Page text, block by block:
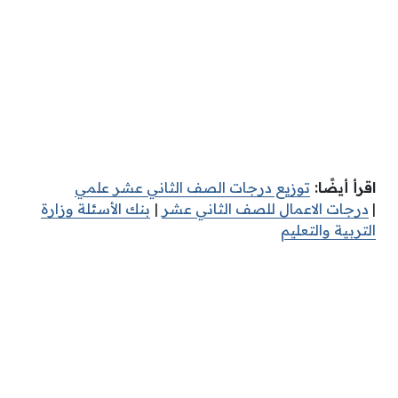
اقرأ أيضًا: توزيع درجات الصف الثاني عشر علمي
| درجات الاعمال للصف الثاني عشر | بنك الأسئلة وزارة
التربية والتعليم